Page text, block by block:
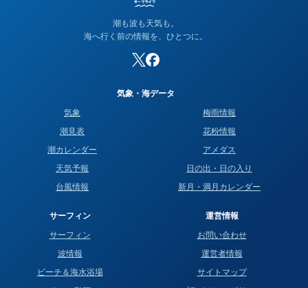
潮も波も天気も。
海へ行く前の情報を、ひとつに。
気象・海データ
気象
潮見表
潮カレンダー
天気予報
台風情報
梅雨情報
花粉情報
アメダス
日の出・日の入り
新月・満月カレンダー
サーフィン
サーフィン
波情報
ビーチ＆海水浴場
運営情報
お問い合わせ
運営者情報
サイトマップ